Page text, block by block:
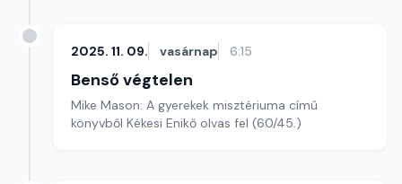
2025. 11. 09. vasárnap 6:15
Benső végtelen
Mike Mason: A gyerekek misztériuma című
könyvből Kékesi Enikő olvas fel (60/45.)